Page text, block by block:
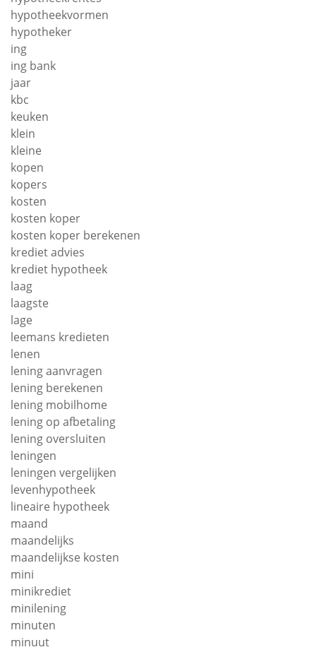
hypotheekvormen
hypotheker
ing
ing bank
jaar
kbc
keuken
klein
kleine
kopen
kopers
kosten
kosten koper
kosten koper berekenen
krediet advies
krediet hypotheek
laag
laagste
lage
leemans kredieten
lenen
lening aanvragen
lening berekenen
lening mobilhome
lening op afbetaling
lening oversluiten
leningen
leningen vergelijken
levenhypotheek
lineaire hypotheek
maand
maandelijks
maandelijkse kosten
mini
minikrediet
minilening
minuten
minuut